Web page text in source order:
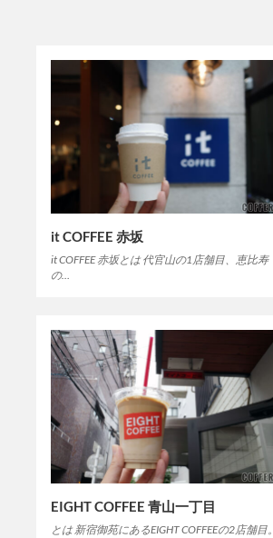
it COFFEE 赤坂
it COFFEE 赤坂とは 代官山の1店舗目、恵比寿
の…
EIGHT COFFEE 青山一丁目
とは 新宿御苑にあるEIGHT COFFEEの2店舗目。